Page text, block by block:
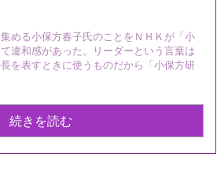
める小保方春子氏のことをＮＨＫが「小
違和感があった。リーダーという言葉は
を表すときに使うものだから「小保方研
続きを読む